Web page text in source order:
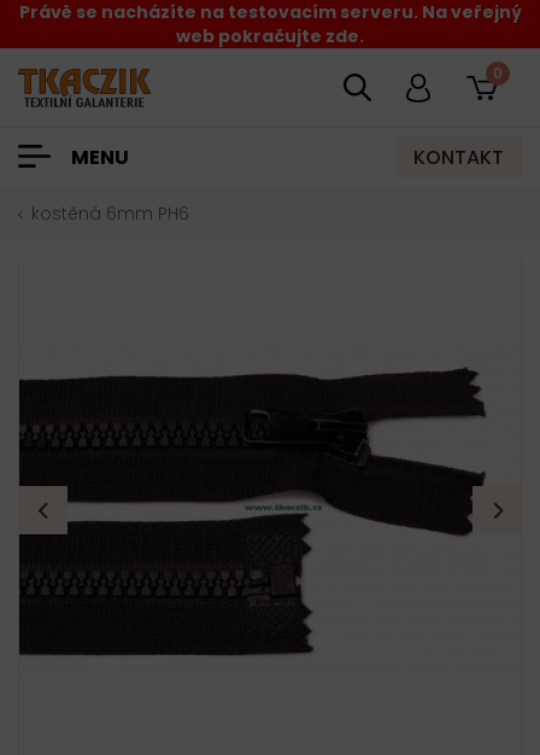
Právě se nacházíte na testovacím serveru. Na veřejný
web pokračujte zde.
0
MENU KONTAKT
kostěná 6mm PH6